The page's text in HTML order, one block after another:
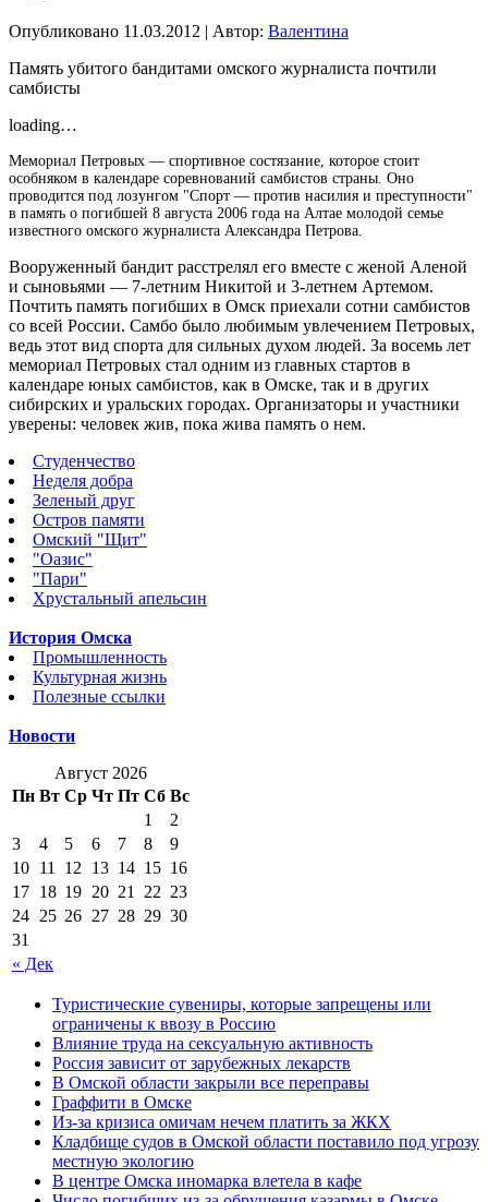
Опубликовано 11.03.2012 | Автор: Валентина
Память убитого бандитами омского журналиста почтили
самбисты
loading…
Мемориал Петровых — спортивное состязание, которое стоит
особняком в календаре соревнований самбистов страны. Оно
проводится под лозунгом "Спорт — против насилия и преступности"
в память о погибшей 8 августа 2006 года на Алтае молодой семье
известного омского журналиста Александра Петрова.
Вооруженный бандит расстрелял его вместе с женой Аленой
и сыновьями — 7-летним Никитой и 3-летнем Артемом.
Почтить память погибших в Омск приехали сотни самбистов
со всей России. Самбо было любимым увлечением Петровых,
ведь этот вид спорта для сильных духом людей. За восемь лет
мемориал Петровых стал одним из главных стартов в
календаре юных самбистов, как в Омске, так и в других
сибирских и уральских городах. Организаторы и участники
уверены: человек жив, пока жива память о нем.
Студенчество
Неделя добра
Зеленый друг
Остров памяти
Омский "Щит"
"Оазис"
"Пари"
Хрустальный апельсин
История Омска
Промышленность
Культурная жизнь
Полезные ссылки
Новости
Август 2026
Пн Вт Ср Чт Пт Сб Вс
« Дек
1
2
3
4 5 6 7 8
9
10 11 12 13 14 15 16
17 18 19 20 21 22 23
24 25 26 27 28 29 30
31
Туристические сувениры, которые запрещены или
ограничены к ввозу в Россию
Влияние труда на сексуальную активность
Россия зависит от зарубежных лекарств
В Омской области закрыли все переправы
Граффити в Омске
Из-за кризиса омичам нечем платить за ЖКХ
Кладбище судов в Омской области поставило под угрозу
местную экологию
В центре Омска иномарка влетела в кафе